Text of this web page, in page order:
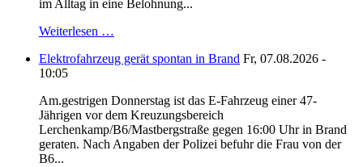
im Alltag in eine Belohnung...
Weiterlesen …
Elektrofahrzeug gerät spontan in Brand Fr, 07.08.2026 -
10:05
Am.gestrigen Donnerstag ist das E-Fahrzeug einer 47-
Jährigen vor dem Kreuzungsbereich
Lerchenkamp/B6/Mastbergstraße gegen 16:00 Uhr in Brand
geraten. Nach Angaben der Polizei befuhr die Frau von der
B6...